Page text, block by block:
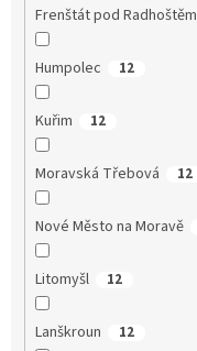
Frenštát pod Radhoštěm
Humpolec 12
Kuřim 12
Moravská Třebová 12
Nové Město na Moravě
Litomyšl 12
Lanškroun 12